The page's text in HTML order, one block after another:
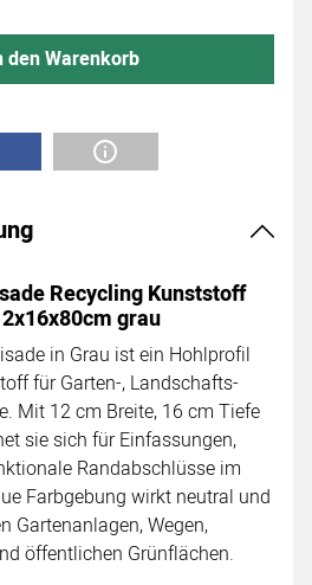
den Warenkorb
Recycling Kunststoff
grau
in Grau ist ein Hohlprofil
für Garten-, Landschafts-
Mit 12 cm Breite, 16 cm Tiefe
sie sich für Einfassungen,
Randabschlüsse im
Farbgebung wirkt neutral und
Gartenanlagen, Wegen,
öffentlichen Grünflächen.